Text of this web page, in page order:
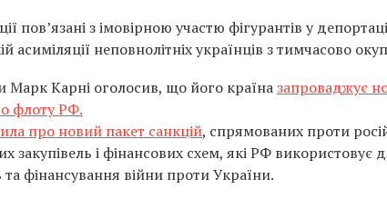
пов’язані з імовірною участю фігурантів у
асиміляції неповнолітніх українців з тимчасово
Марк Карні оголосив, що його країназапроваджує
флоту РФ.
про новий пакет санкцій, спрямованих проти
закупівель і фінансових схем, які РФ використовує
фінансування війни проти України.